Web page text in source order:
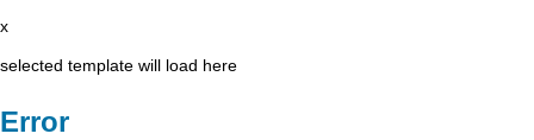
x
selected template will load here
Error